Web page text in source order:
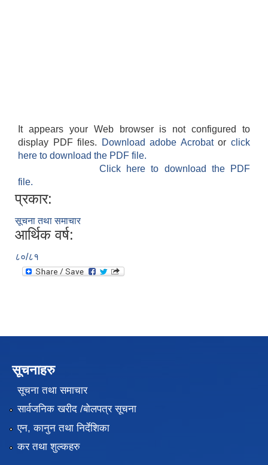
It appears your Web browser is not configured to
display PDF files.
Download adobe Acrobatorclick
here to download the PDF file.
Click here to download the PDF
file.
प्रकार:
सूचना तथा समाचार
आर्थिक वर्ष:
८०/८१
सूचनाहरु
सूचना तथा समाचार
सार्वजनिक खरीद /बोलपत्र सूचना
एन, कानुन तथा निर्देशिका
कर तथा शुल्कहरु